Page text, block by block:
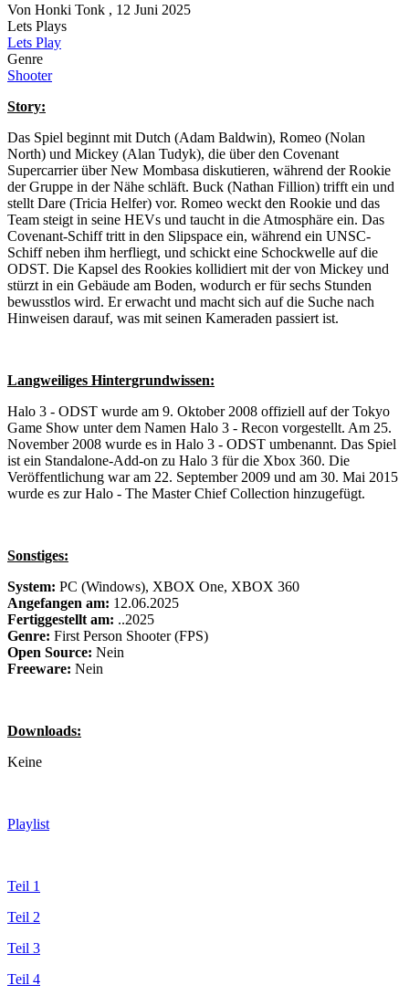
Von Honki Tonk , 12 Juni 2025
Lets Plays
Lets Play
Genre
Shooter
Story:
Das Spiel beginnt mit Dutch (Adam Baldwin), Romeo (Nolan
North) und Mickey (Alan Tudyk), die über den Covenant
Supercarrier über New Mombasa diskutieren, während der Rookie
der Gruppe in der Nähe schläft. Buck (Nathan Fillion) trifft ein und
stellt Dare (Tricia Helfer) vor. Romeo weckt den Rookie und das
Team steigt in seine HEVs und taucht in die Atmosphäre ein. Das
Covenant-Schiff tritt in den Slipspace ein, während ein UNSC-
Schiff neben ihm herfliegt, und schickt eine Schockwelle auf die
ODST. Die Kapsel des Rookies kollidiert mit der von Mickey und
stürzt in ein Gebäude am Boden, wodurch er für sechs Stunden
bewusstlos wird. Er erwacht und macht sich auf die Suche nach
Hinweisen darauf, was mit seinen Kameraden passiert ist.
Langweiliges Hintergrundwissen:
Halo 3 - ODST wurde am 9. Oktober 2008 offiziell auf der Tokyo
Game Show unter dem Namen Halo 3 - Recon vorgestellt. Am 25.
November 2008 wurde es in Halo 3 - ODST umbenannt. Das Spiel
ist ein Standalone-Add-on zu Halo 3 für die Xbox 360. Die
Veröffentlichung war am 22. September 2009 und am 30. Mai 2015
wurde es zur Halo - The Master Chief Collection hinzugefügt.
Sonstiges:
System: PC (Windows), XBOX One, XBOX 360
Angefangen am: 12.06.2025
Fertiggestellt am: ..2025
Genre: First Person Shooter (FPS)
Open Source: Nein
Freeware: Nein
Downloads:
Keine
Playlist
Teil 1
Teil 2
Teil 3
Teil 4